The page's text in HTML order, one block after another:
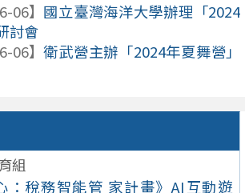
組
：稅務智能管 家計畫》AI互動遊
06】 國立臺灣海洋大學辦理「2024
討會
06】 衛武營主辦「2024年夏舞營」